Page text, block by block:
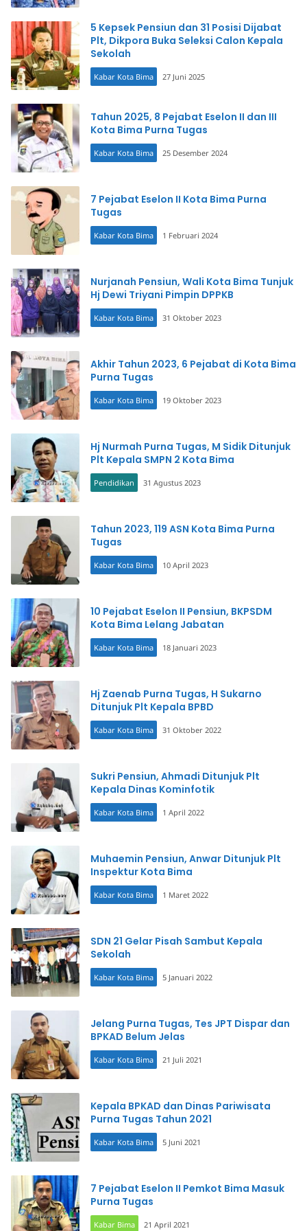
5 Kepsek Pensiun dan 31 Posisi Dijabat
Plt, Dikpora Buka Seleksi Calon Kepala
Sekolah
Kabar Kota Bima 27 Juni 2025
Tahun 2025, 8 Pejabat Eselon II dan III
Kota Bima Purna Tugas
Kabar Kota Bima 25 Desember 2024
7 Pejabat Eselon II Kota Bima Purna
Tugas
Kabar Kota Bima 1 Februari 2024
Nurjanah Pensiun, Wali Kota Bima Tunjuk
Hj Dewi Triyani Pimpin DPPKB
Kabar Kota Bima 31 Oktober 2023
Akhir Tahun 2023, 6 Pejabat di Kota Bima
Purna Tugas
Kabar Kota Bima 19 Oktober 2023
Hj Nurmah Purna Tugas, M Sidik Ditunjuk
Plt Kepala SMPN 2 Kota Bima
Pendidikan 31 Agustus 2023
Tahun 2023, 119 ASN Kota Bima Purna
Tugas
Kabar Kota Bima 10 April 2023
10 Pejabat Eselon II Pensiun, BKPSDM
Kota Bima Lelang Jabatan
Kabar Kota Bima 18 Januari 2023
Hj Zaenab Purna Tugas, H Sukarno
Ditunjuk Plt Kepala BPBD
Kabar Kota Bima 31 Oktober 2022
Sukri Pensiun, Ahmadi Ditunjuk Plt
Kepala Dinas Kominfotik
Kabar Kota Bima 1 April 2022
Muhaemin Pensiun, Anwar Ditunjuk Plt
Inspektur Kota Bima
Kabar Kota Bima 1 Maret 2022
SDN 21 Gelar Pisah Sambut Kepala
Sekolah
Kabar Kota Bima 5 Januari 2022
Jelang Purna Tugas, Tes JPT Dispar dan
BPKAD Belum Jelas
Kabar Kota Bima 21 Juli 2021
Kepala BPKAD dan Dinas Pariwisata
Purna Tugas Tahun 2021
Kabar Kota Bima 5 Juni 2021
7 Pejabat Eselon II Pemkot Bima Masuk
Purna Tugas
Kabar Bima 21 April 2021